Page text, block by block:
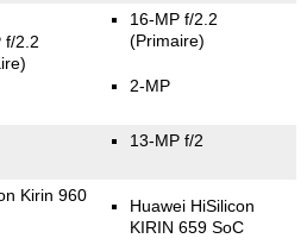
f/2.2
16-MP f/2.2
(Primaire)
2-MP
13-MP f/2
Kirin 960
Huawei HiSilicon
KIRIN 659 SoC